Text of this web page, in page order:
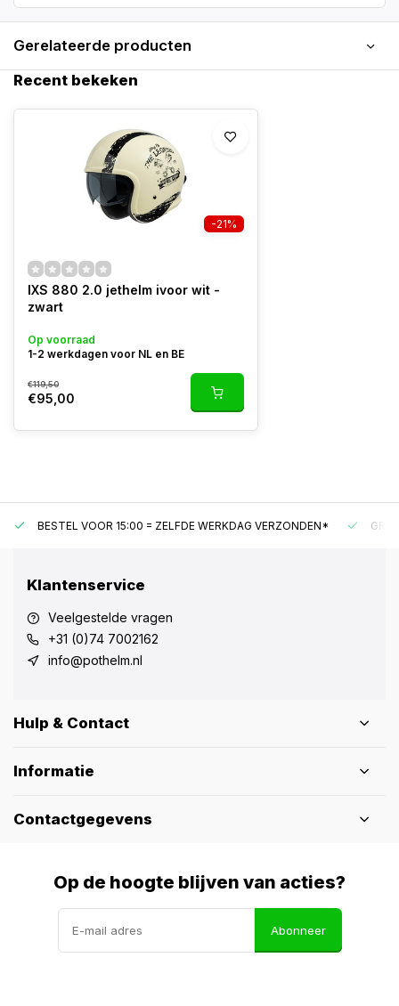
Gerelateerde producten
Recent bekeken
-21%
IXS 880 2.0 jethelm ivoor wit -
zwart
Op voorraad
1-2 werkdagen voor NL en BE
€119,50
€95,00
BESTEL VOOR 15:00 = ZELFDE WERKDAG VERZONDEN*
Klantenservice
Veelgestelde vragen
+31 (0)74 7002162
info@pothelm.nl
Hulp & Contact
Informatie
Contactgegevens
Op de hoogte blijven van acties?
Abonneer